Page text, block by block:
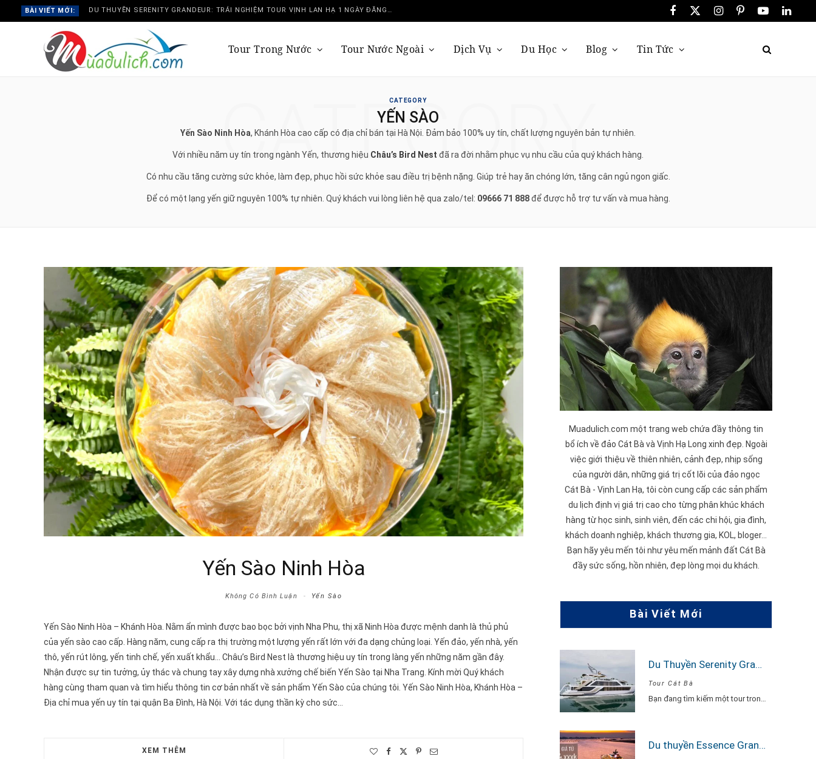
BÀI VIẾT MỚI: DU THUYỀN SERENITY GRANDEUR: TRẢI NGHIỆM TOUR VỊNH LAN HẠ 1 NGÀY ĐẲNG CẤP NHẤT
c
I
P
Y
u
L
Tour Trong Nước Tour Nước Ngoài Dịch Vụ Du Học Blog Tin Tức
CATEGORY
YẾN SÀO
CATEGORY
Yến Sào Ninh Hòa, Khánh Hòa cao cấp có địa chỉ bán tại Hà Nội. Đảm bảo 100% uy tín, chất lượng nguyên bản tự nhiên.
Với nhiều năm uy tín trong ngành Yến, thương hiệu Châu’s Bird Nest đã ra đời nhằm phục vụ nhu cầu của quý khách hàng.
Có nhu cầu tăng cường sức khỏe, làm đẹp, phục hồi sức khỏe sau điều trị bệnh nặng. Giúp trẻ hay ăn chóng lớn, tăng cân ngủ ngon giấc.
Để có một lạng yến giữ nguyên 100% tự nhiên. Quý khách vui lòng liên hệ qua zalo/tel: 09666 71 888để được hỗ trợ tư vấn và mua hàng.
Yến Sào Ninh Hòa
Không Có Bình Luận Yến Sào
Yến Sào Ninh Hòa – Khánh Hòa. Nằm ẩn mình được bao bọc bởi vịnh Nha Phu, thị xã Ninh Hòa được mệnh danh là thủ phủ
của yến sào cao cấp. Hàng năm, cung cấp ra thị trường một lượng yến rất lớn với đa dạng chủng loại. Yến đảo, yến nhà, yến
thô, yến rút lông, yến tinh chế, yến xuất khẩu… Châu’s Bird Nest là thương hiệu uy tín trong làng yến những năm gần đây.
Nhận được sự tin tưởng, ủy thác và chung tay xây dựng nhà xưởng chế biến Yến Sào tại Nha Trang. Kính mời Quý khách
hàng cùng tham quan và tìm hiểu thông tin cơ bản nhất về sản phẩm Yến Sào của chúng tôi. Yến Sào Ninh Hòa, Khánh Hòa –
Địa chỉ mua yến uy tín tại quận Ba Đình, Hà Nội. Với tác dụng thần kỳ cho sức…
XEM THÊM
Muadulich.com một trang web chứa đầy thông tin
bổ ích về đảo Cát Bà và Vịnh Hạ Long xinh đẹp. Ngoài
việc giới thiệu về thiên nhiên, cảnh đẹp, nhịp sống
của người dân, những giá trị cốt lõi của đảo ngọc
Cát Bà - Vịnh Lan Hạ, tôi còn cung cấp các sản phẩm
du lịch định vị giá trị cao cho từng phân khúc khách
hàng từ học sinh, sinh viên, đến các chi hội, gia đình,
khách doanh nghiệp, khách thương gia, KOL, bloger...
Bạn hãy yêu mến tôi như yêu mến mảnh đất Cát Bà
đầy sức sống, hồn nhiên, đẹp lòng mọi du khách.
Bài Viết Mới
Du Thuyền Serenity Grandeur: Trải Nghiệm Tour Vịnh Lan Hạ 1 Ngày Đẳng Cấp Nhất
Tour Cát Bà
Du thuyền Essence Grand 6 sao